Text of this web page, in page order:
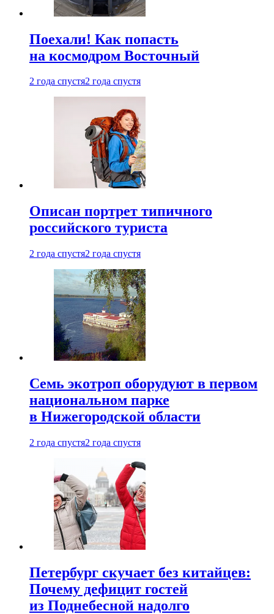
Поехали! Как попасть
на космодром Восточный
2 года спустя2 года спустя
Описан портрет типичного
российского туриста
2 года спустя2 года спустя
Семь экотроп оборудуют в первом
национальном парке
в Нижегородской области
2 года спустя2 года спустя
Петербург скучает без китайцев:
Почему дефицит гостей
из Поднебесной надолго